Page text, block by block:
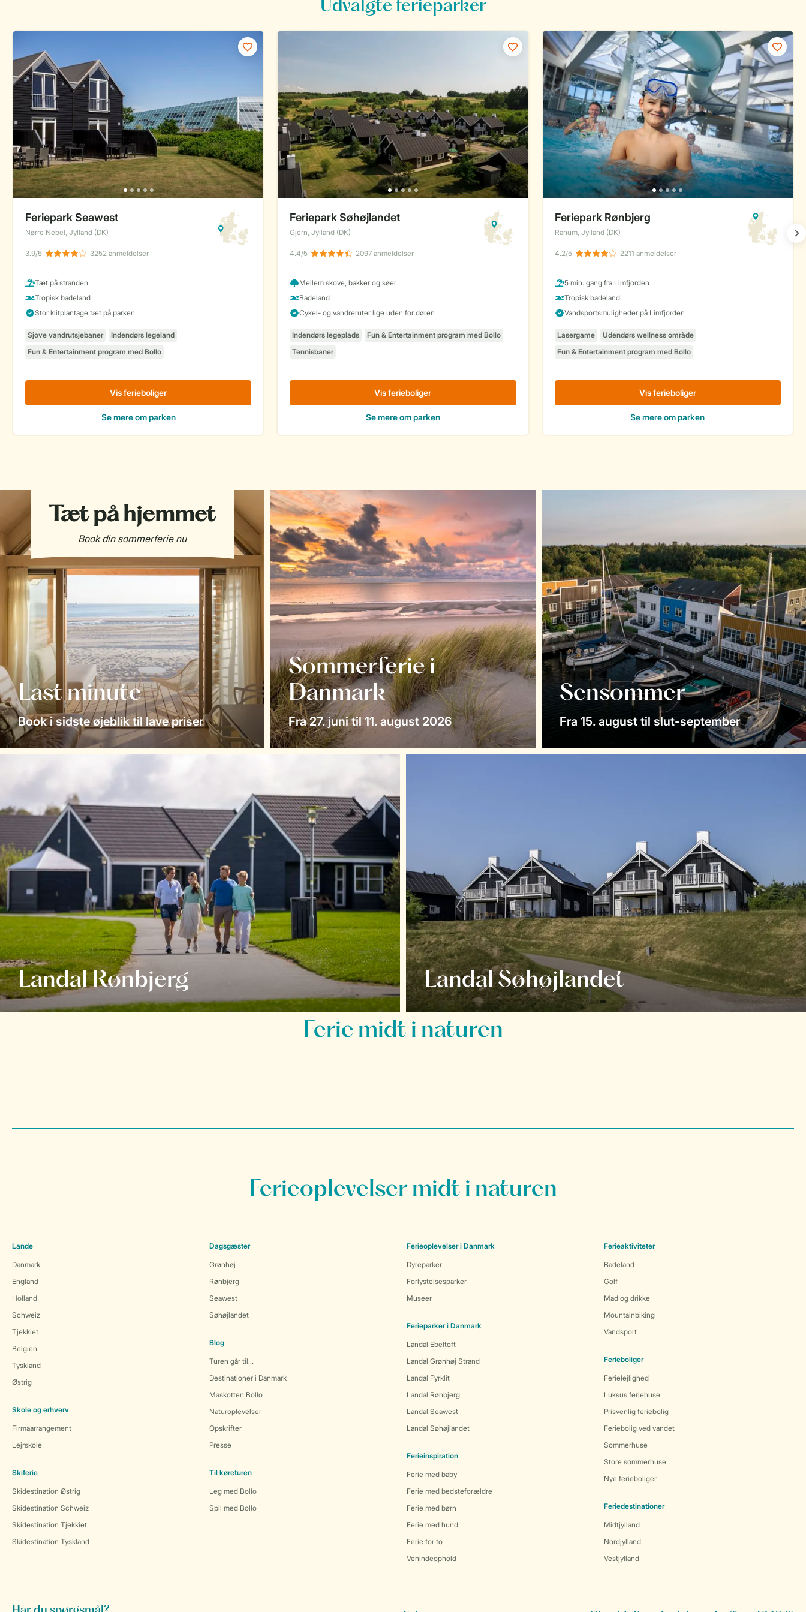
Last minute
Book i sidste øjeblik til lave priser
Sommerferie i
Danmark
Fra 27. juni til 11. august 2026
Sensommer
Fra 15. august til slut-september
Landal Rønbjerg Landal Søhøjlandet
Ferieoplevelser midt i naturen
Lande
Danmark
England
Holland
Schweiz
Tjekkiet
Belgien
Tyskland
Østrig
Skole og erhverv
Firmaarrangement
Lejrskole
Skiferie
Skidestination Østrig
Skidestination Schweiz
Skidestination Tjekkiet
Skidestination Tyskland
Dagsgæster
Grønhøj
Rønbjerg
Seawest
Søhøjlandet
Blog
Turen går til...
Destinationer i Danmark
Maskotten Bollo
Naturoplevelser
Opskrifter
Presse
Til køreturen
Leg med Bollo
Spil med Bollo
Ferieoplevelser i Danmark
Dyreparker
Forlystelsesparker
Museer
Ferieparker i Danmark
Landal Ebeltoft
Landal Grønhøj Strand
Landal Fyrklit
Landal Rønbjerg
Landal Seawest
Landal Søhøjlandet
Ferieinspiration
Ferie med baby
Ferie med bedsteforældre
Ferie med børn
Ferie med hund
Ferie for to
Venindeophold
Ferieaktiviteter
Badeland
Golf
Mad og drikke
Mountainbiking
Vandsport
Ferieboliger
Ferielejlighed
Luksus feriehuse
Prisvenlig feriebolig
Feriebolig ved vandet
Sommerhuse
Store sommerhuse
Nye ferieboliger
Feriedestinationer
Midtjylland
Nordjylland
Vestjylland